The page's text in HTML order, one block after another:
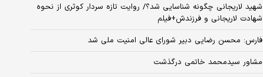
شهید لاریجانی چگونه شناسایی شد؟/ روایت تازه سردار کوثری از نحوه
شهادت لاریجانی و فرزندش+فیلم
فارس: محسن رضایی دبیر شورای عالی امنیت ملی شد
مشاور سیدمحمد خاتمی درگذشت